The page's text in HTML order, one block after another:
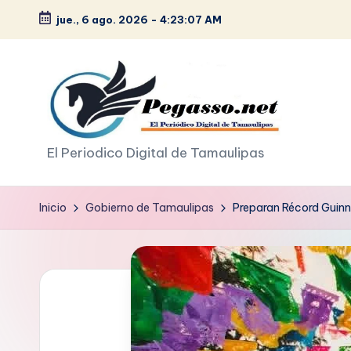
Saltar
contenido
jue., 6 ago. 2026 - 4:23:08 AM
p
e
g
El Periodico Digital de Tamaulipas
Inicio Gobierno de Tamaulipas Preparan Récord